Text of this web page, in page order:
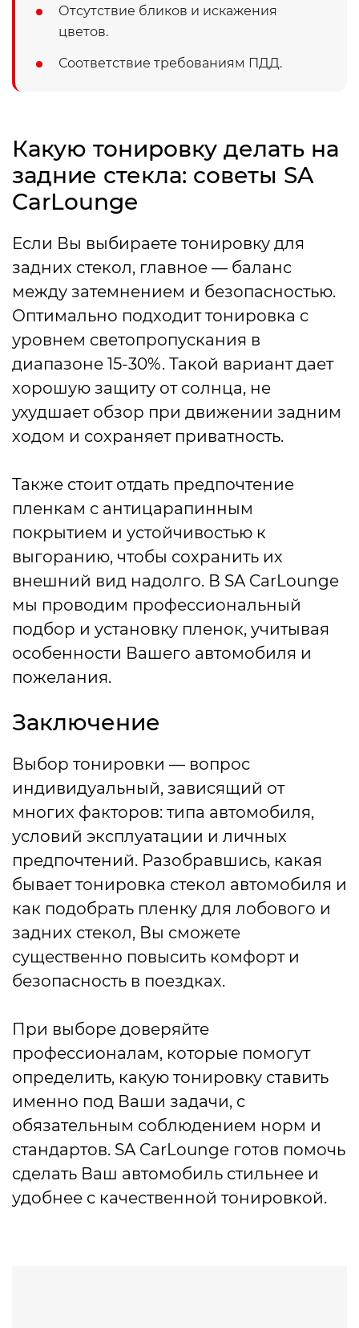
Отсутствие бликов и искажения
цветов.
Соответствие требованиям ПДД.
Какую тонировку делать на
задние стекла: советы SA
CarLounge
Если Вы выбираете тонировку для
задних стекол, главное — баланс
между затемнением и безопасностью.
Оптимально подходит тонировка с
уровнем светопропускания в
диапазоне 15-30%. Такой вариант дает
хорошую защиту от солнца, не
ухудшает обзор при движении задним
ходом и сохраняет приватность.
Также стоит отдать предпочтение
пленкам с антицарапинным
покрытием и устойчивостью к
выгоранию, чтобы сохранить их
внешний вид надолго. В SA CarLounge
мы проводим профессиональный
подбор и установку пленок, учитывая
особенности Вашего автомобиля и
пожелания.
Заключение
Выбор тонировки — вопрос
индивидуальный, зависящий от
многих факторов: типа автомобиля,
условий эксплуатации и личных
предпочтений. Разобравшись, какая
бывает тонировка стекол автомобиля и
как подобрать пленку для лобового и
задних стекол, Вы сможете
существенно повысить комфорт и
безопасность в поездках.
При выборе доверяйте
профессионалам, которые помогут
определить, какую тонировку ставить
именно под Ваши задачи, с
обязательным соблюдением норм и
стандартов. SA CarLounge готов помочь
сделать Ваш автомобиль стильнее и
удобнее с качественной тонировкой.